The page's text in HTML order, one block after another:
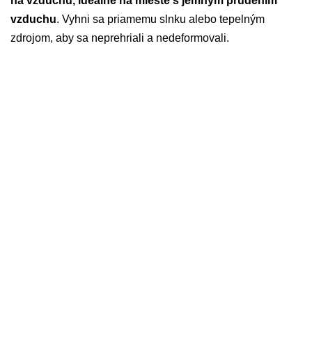
vzduchu. Vyhni sa priamemu slnku alebo tepelným
zdrojom, aby sa neprehriali a nedeformovali.